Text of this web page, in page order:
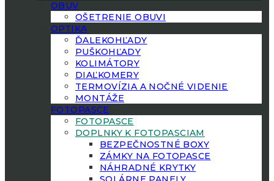
OBUV
OŠETRENIE OBUVI
OPTIKA
ĎALEKOHĽADY
PUŠKOHĽADY
KOLIMÁTORY
DIAĽKOMERY
TERMOVÍZIA A NOČNÉ VIDENIE
MONTÁŽE
FOTOPASCE
FOTOPASCE
DOPLNKY K FOTOPASCIAM
BEZPEČNOSTNÉ BOXY
ZÁMKY NA FOTOPASCE
NÁHRADNÉ KRYTKY